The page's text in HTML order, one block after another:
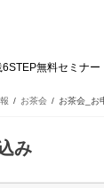
無料セミナー
お茶会 お茶会_お
み